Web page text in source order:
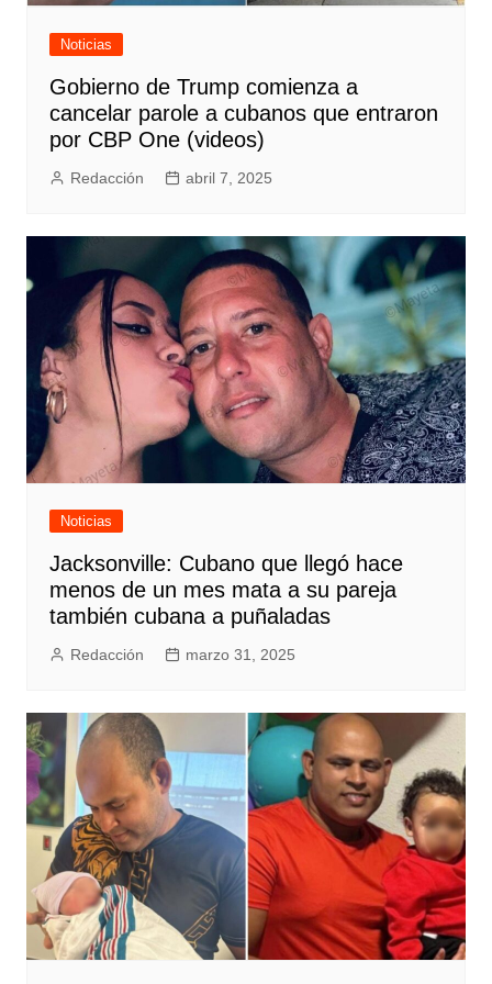
Noticias
Gobierno de Trump comienza a
cancelar parole a cubanos que entraron
por CBP One (videos)
Redacción abril 7, 2025
Noticias
Jacksonville: Cubano que llegó hace
menos de un mes mata a su pareja
también cubana a puñaladas
Redacción marzo 31, 2025